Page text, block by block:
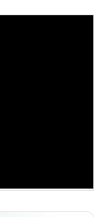
度当社までご相